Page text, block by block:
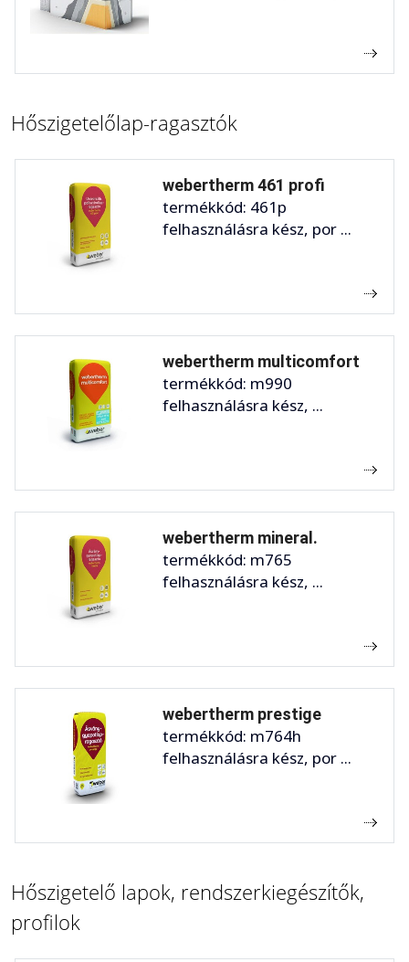
Hőszigetelőlap-ragasztók
webertherm 461 profi
termékkód: 461p
felhasználásra kész, por ...
webertherm multicomfort
termékkód: m990
felhasználásra kész, ...
webertherm mineral.
termékkód: m765
felhasználásra kész, ...
webertherm prestige
termékkód: m764h
felhasználásra kész, por ...
Hőszigetelő lapok, rendszerkiegészítők,
profilok